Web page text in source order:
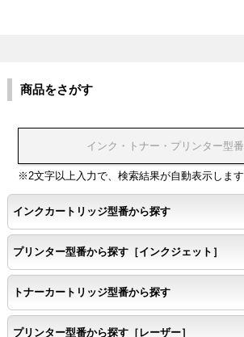
商品をさがす
※2文字以上入力で、検索結果が自動表示します
インクカートリッジ型番から探す
プリンター型番から探す［インクジェット］
トナーカートリッジ型番から探す
プリンター型番から探す［レーザー］